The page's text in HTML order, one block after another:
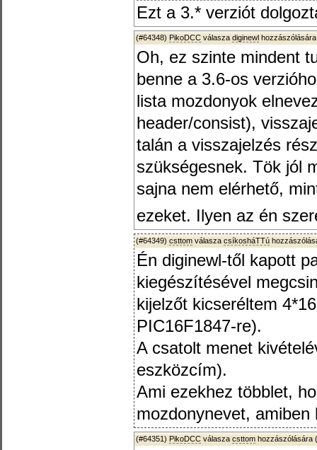
Ezt a 3.* verziót
(#64348) PikoDCC válasza diginewl
Oh, ez szinte mindent
benne a 3.6-os
lista mozdonyok
header/consist),
talán a visszajelzés
szükségesnek. Tök jól
sajna nem elérhető,
ezeket. Ilyen az én
(#64349) csttom válasza csíkosháTTú
Én diginewl-től kapott
kiegészítésével
kijelzőt kicseréltem
PIC16F1847-re).
A csatolt menet
eszközcím).
Ami ezekhez többlet,
mozdonynevet, amiben
(#64351) PikoDCC válasza csttom hozzászólására (